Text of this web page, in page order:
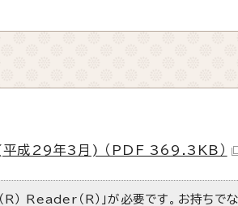
】(平成29年3月) （PDF 369.3KB）
） Reader（R）」が必要です。お持ちで